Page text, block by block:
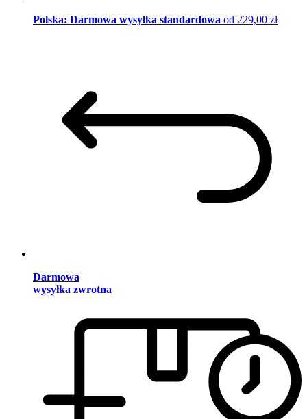
Polska: Darmowa wysyłka standardowa od 229,00 zł
Darmowa
wysyłka zwrotna